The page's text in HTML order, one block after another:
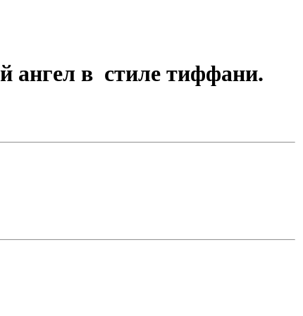
ангел в стиле тиффани.